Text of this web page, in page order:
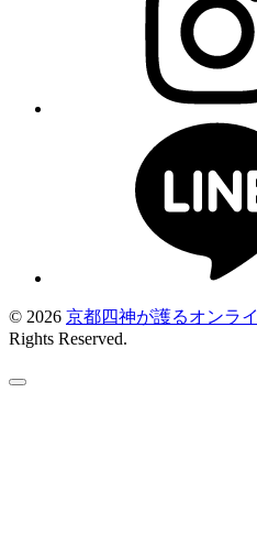
© 2026 京都四神が護るオンラ
Rights Reserved.